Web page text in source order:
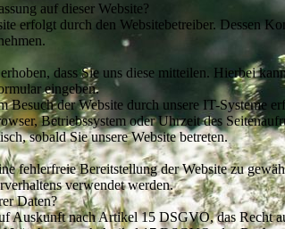
auf dieser Website?
erfolgt durch den Websitebetreiber. Dessen
dass Sie uns diese mitteilen. Hierbei
eingeben.
Besuch der Website durch unsere IT-Systeme
Betriebssystem oder Uhrzeit des
sobald Sie unsere Website betreten.
fehlerfreie Bereitstellung der Website zu
verwendet werden.
Daten?
Auskunft nach Artikel 15 DSGVO, das Recht